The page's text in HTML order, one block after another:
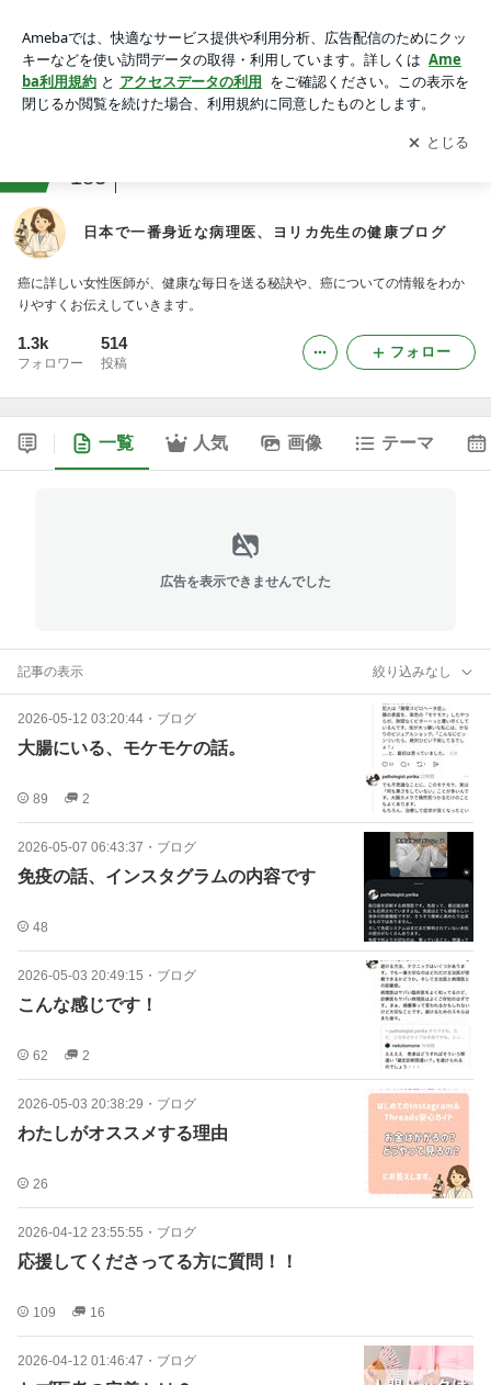
アプリをダウンロードして ブログの更新通知
を受け取りまし
ょう。
開く
183
日本で一番身近な病理医、ヨリカ先生の健康ブログ
癌に詳しい女性医師が、健康な毎日を送る秘訣や、癌についての情報をわか
りやすくお伝えしていきます。
1.3k
フォロワー
514
投稿
フォロー
一覧 人気 画像 テーマ
広告を表示できませんでした
記事の表示 絞り込みなし
2026-05-12 03:20:44 ・ ブログ
大腸にいる、モケモケの話。
89 2
2026-05-07 06:43:37 ・ ブログ
免疫の話、インスタグラムの内容です
48
2026-05-03 20:49:15 ・ ブログ
こんな感じです！
62 2
2026-05-03 20:38:29 ・ ブログ
わたしがオススメする理由
26
2026-04-12 23:55:55 ・ ブログ
応援してくださってる方に質問！！
109 16
2026-04-12 01:46:47 ・ ブログ